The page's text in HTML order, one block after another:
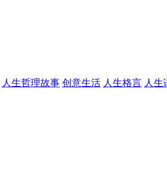
人生哲理故事 创意生活 人生格言 人生